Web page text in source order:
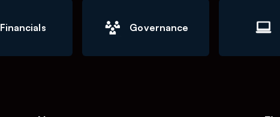
Financials Governance